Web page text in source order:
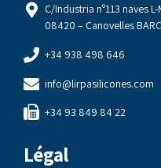
C/Industria nº113 naves
08420 – Canovelles
+34 938 498 646
info@lirpasilicones.com
+34 93 849 84 22
Légal